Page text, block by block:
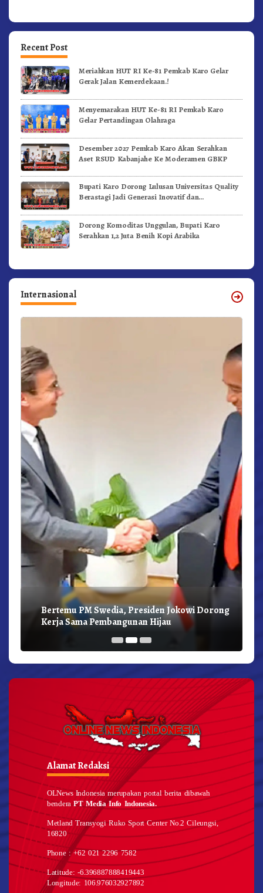
Recent Post
Meriahkan HUT RI Ke-81 Pemkab Karo Gelar
Gerak Jalan Kemerdekaan.!
Menyemarakan HUT Ke-81 RI Pemkab Karo
Gelar Pertandingan Olahraga
Desember 2027 Pemkab Karo Akan Serahkan
Aset RSUD Kabanjahe Ke Moderamen GBKP
Bupati Karo Dorong Lulusan Universitas Quality
Berastagi Jadi Generasi Inovatif dan
Dorong Komoditas Unggulan, Bupati Karo
Serahkan 1,2 Juta Benih Kopi Arabika
Internasional
Bertemu PM Swedia, Presiden Jokowi Dorong
Kerja Sama Pembangunan Hijau
Alamat Redaksi
OLNews Indonesia merupakan portal berita dibawah
benderaPT Media Info Indonesia.
Metland Transyogi Ruko Sport Center No.2 Cileungsi,
16820
Phone : +62 021 2296 7582
Latitude: -6.396887888419443
Longitude: 106.976032927892